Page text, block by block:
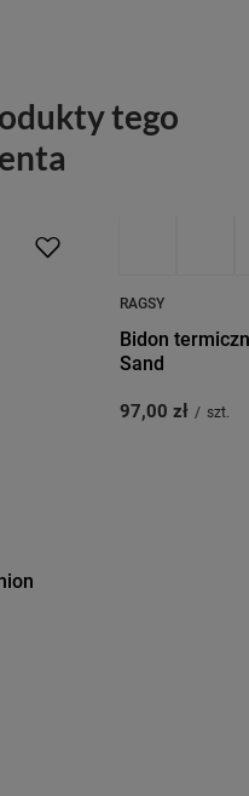
tego
RAGSY
Bidon
Sand
97,00 zł / szt.